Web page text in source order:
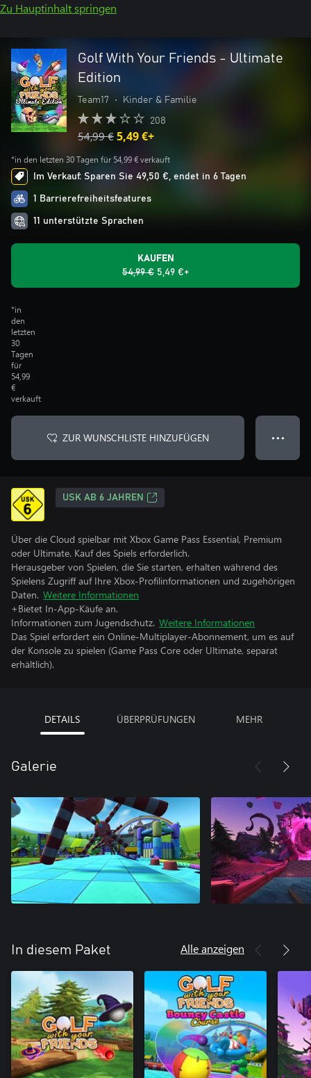
Zu Hauptinhalt springen
Golf With Your Friends - Ultimate
Edition
Team17 • Kinder & Familie
208
54,99 €5,49 €+
*in den letzten 30 Tagen für 54,99 € verkauft
Im Verkauf: Sparen Sie 49,50 €, endet in 6 Tagen
1 Barrierefreiheitsfeatures
11 unterstützte Sprachen
KAUFEN
54,99 € 5,49 €+
*in
den
letzten
30
Tagen
für
54,99
€
verkauft
ZUR WUNSCHLISTE HINZUFÜGEN ● ● ●
USK AB 6 JAHREN
Über die Cloud spielbar mit Xbox Game Pass Essential, Premium
oder Ultimate. Kauf des Spiels erforderlich.
Herausgeber von Spielen, die Sie starten, erhalten während des
Spielens Zugriff auf Ihre Xbox-Profilinformationen und zugehörigen
Daten. Weitere Informationen
+Bietet In-App-Käufe an.
Informationen zum Jugendschutz. Weitere Informationen
Das Spiel erfordert ein Online-Multiplayer-Abonnement, um es auf
der Konsole zu spielen (Game Pass Core oder Ultimate, separat
erhältlich).
DETAILS ÜBERPRÜFUNGEN MEHR
Galerie
In diesem Paket Alle anzeigen